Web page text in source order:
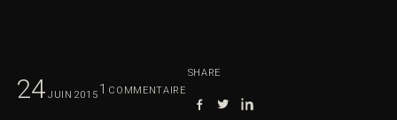
24 JUIN 2015 1 COMMENTAIRE
SHARE